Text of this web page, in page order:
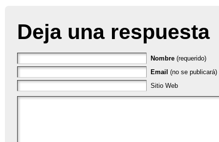
Deja una respuesta
Nombre (requerido)
Email (no se publicará)
Sitio Web